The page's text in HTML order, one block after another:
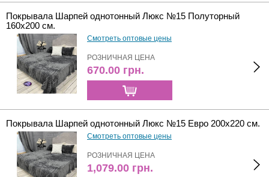
Покрывала Шарпей однотонный Люкс №15 Полуторный
160х200 см.
Смотреть оптовые цены
РОЗНИЧНАЯ ЦЕНА
670.00 грн.
Покрывала Шарпей однотонный Люкс №15 Евро 200х220 см.
Смотреть оптовые цены
РОЗНИЧНАЯ ЦЕНА
1,079.00 грн.